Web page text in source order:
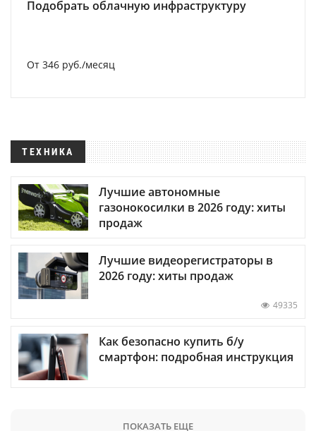
Подобрать облачную инфраструктуру
От 346 руб./месяц
ТЕХНИКА
Лучшие автономные
газонокосилки в 2026 году: хиты
продаж
Лучшие видеорегистраторы в
2026 году: хиты продаж
49335
Как безопасно купить б/у
смартфон: подробная инструкция
ПОКАЗАТЬ ЕЩЕ